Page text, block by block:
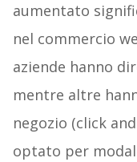
aumentato
nel commercio
aziende hanno
mentre altre
negozio (click
optato per